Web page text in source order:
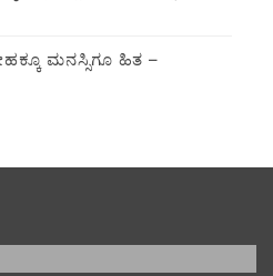
ಮನಸ್ಸಿಗೂ ಹಿತ –